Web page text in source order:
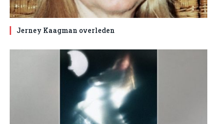
Jerney Kaagman overleden